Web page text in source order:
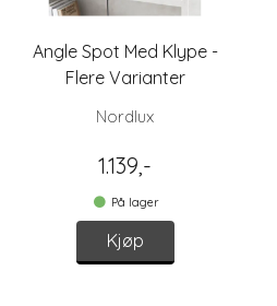
Angle Spot Med Klype -
Flere Varianter
Nordlux
1.139,-
På lager
Kjøp